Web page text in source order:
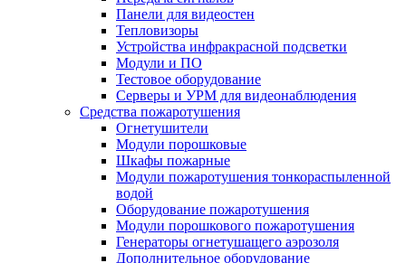
Панели для видеостен
Тепловизоры
Устройства инфракрасной подсветки
Модули и ПО
Тестовое оборудование
Серверы и УРМ для видеонаблюдения
Средства пожаротушения
Огнетушители
Модули порошковые
Шкафы пожарные
Модули пожаротушения тонкораспыленной
водой
Оборудование пожаротушения
Модули порошкового пожаротушения
Генераторы огнетушащего аэрозоля
Дополнительное оборудование